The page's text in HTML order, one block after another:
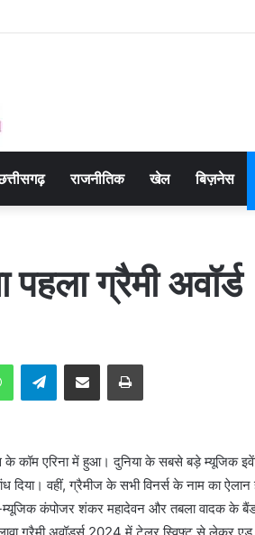
राजनीतिक खेल बिज़नेस
ग्रैमी अवॉर्ड
WhatsAppTelegramShare via Email Print
कॉम एरिना में हुआ। दुनिया के सबसे बड़े म्यूजिक
दिया। वहीं, ग्रैमीज के सभी विनर्स के नाम का
कंपोजर शंकर महादेवन और तबला वादक के बैंड